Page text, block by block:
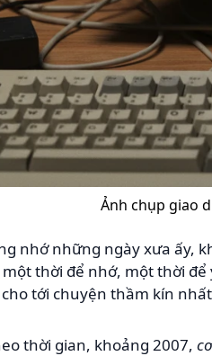
Ảnh chụp giao
nhớ những ngày xưa ấy,
một thời để nhớ, một thời
tới chuyện thầm kín
thời gian, khoảng 2007,